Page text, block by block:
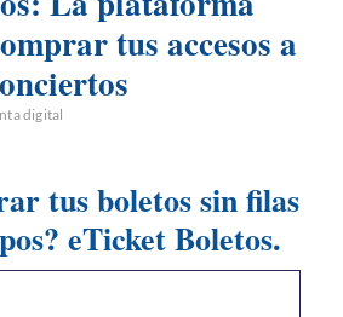
tus accesos a
digital
tus boletos sin filas
eTicket Boletos.